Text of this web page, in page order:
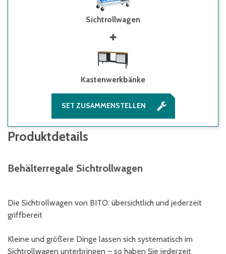
Sichtrollwagen
Kastenwerkbänke
SET ZUSAMMENSTELLEN
Produktdetails
Behälterregale Sichtrollwagen
Die Sichtrollwagen von BITO: übersichtlich und jederzeit
griffbereit
Kleine und größere Dinge lassen sich systematisch im
Sichtrollwagen unterbringen – so haben Sie jederzeit